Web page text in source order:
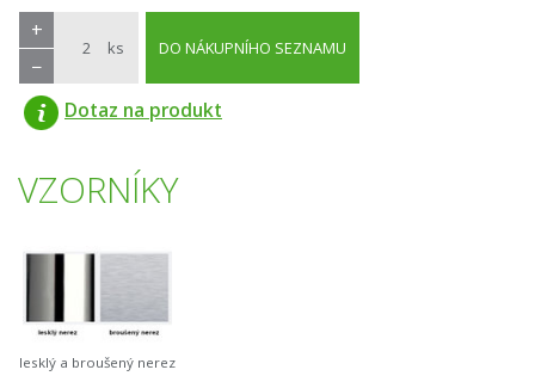
ks
+
−
DO NÁKUPNÍHO SEZNAMU
Dotaz na produkt
VZORNÍKY
lesklý a broušený nerez